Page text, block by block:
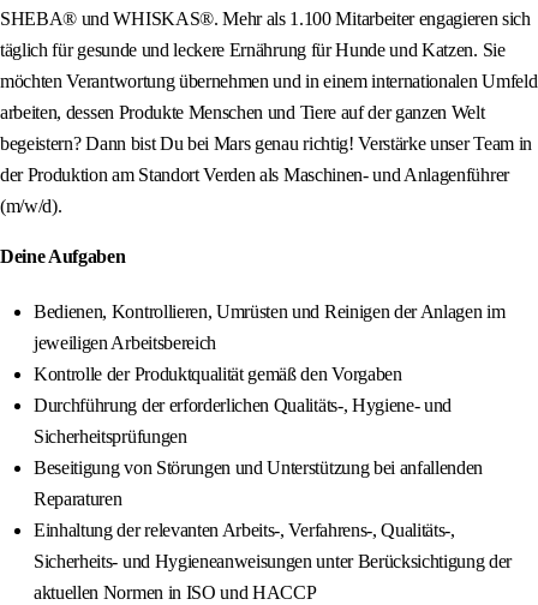
SHEBA® und WHISKAS®. Mehr als 1.100 Mitarbeiter engagieren sich
täglich für gesunde und leckere Ernährung für Hunde und Katzen. Sie
möchten Verantwortung übernehmen und in einem internationalen Umfeld
arbeiten, dessen Produkte Menschen und Tiere auf der ganzen Welt
begeistern? Dann bist Du bei Mars genau richtig! Verstärke unser Team in
der Produktion am Standort Verden als Maschinen- und Anlagenführer
(m/w/d).
Deine Aufgaben
Bedienen, Kontrollieren, Umrüsten und Reinigen der Anlagen im
jeweiligen Arbeitsbereich
Kontrolle der Produktqualität gemäß den Vorgaben
Durchführung der erforderlichen Qualitäts-, Hygiene- und
Sicherheitsprüfungen
Beseitigung von Störungen und Unterstützung bei anfallenden
Reparaturen
Einhaltung der relevanten Arbeits-, Verfahrens-, Qualitäts-,
Sicherheits- und Hygieneanweisungen unter Berücksichtigung der
aktuellen Normen in ISO und HACCP